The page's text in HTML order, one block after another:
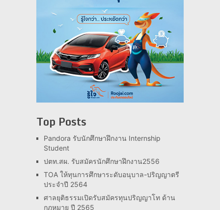
Top Posts
Pandora รับนักศึกษาฝึกงาน Internship
Student
ปตท.สผ. รับสมัครนักศึกษาฝึกงาน2556
TOA ให้ทุนการศึกษาระดับอนุบาล-ปริญญาตรี
ประจำปี 2564
ศาลยุติธรรมเปิดรับสมัครทุนปริญญาโท ด้าน
กฎหมาย ปี 2565